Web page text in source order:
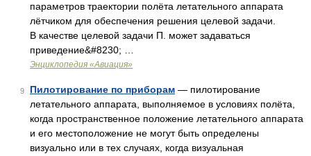
параметров траектории полёта летательного аппарата
лётчиком для обеспечения решения целевой задачи.
В качестве целевой задачи П. может задаваться
приведение&#8230; …
Энциклопедия «Авиация»
9 Пилотирование по приборам — пилотирование
летательного аппарата, выполняемое в условиях полёта,
когда пространственное положение летательного аппарата
и его местоположение не могут быть определены
визуально или в тех случаях, когда визуальная